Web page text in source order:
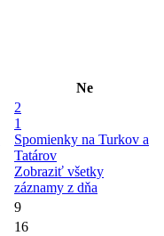
Ne
2
1
Spomienky na Turkov a
Tatárov
Zobraziť všetky
záznamy z dňa
9
16